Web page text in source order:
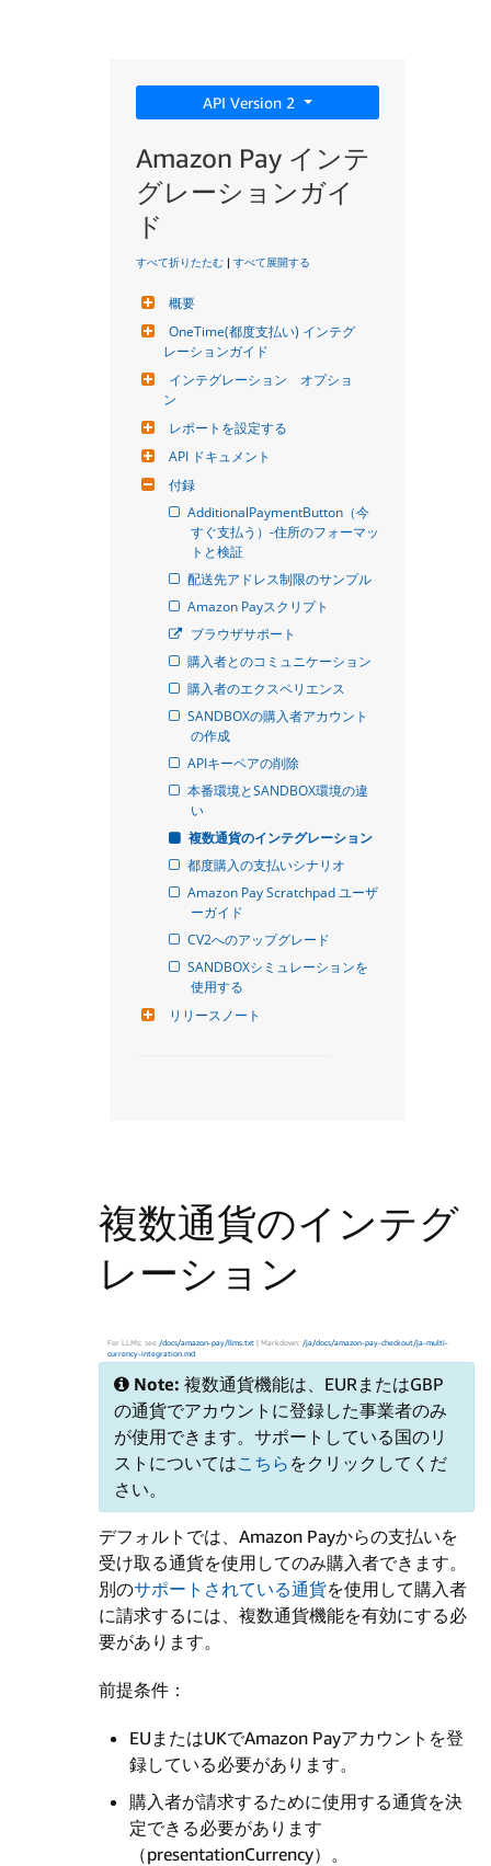
API Version 2
Amazon Pay インテ
グレーションガイ
ド
すべて折りたたむ | すべて展開する
概要
OneTime(都度支払い) インテグ
レーションガイド
インテグレーション　オプショ
ン
レポートを設定する
API ドキュメント
付録
AdditionalPaymentButton（今
すぐ支払う）-住所のフォーマッ
トと検証
配送先アドレス制限のサンプル
Amazon Payスクリプト
ブラウザサポート
購入者とのコミュニケーション
購入者のエクスペリエンス
SANDBOXの購入者アカウント
の作成
APIキーペアの削除
本番環境とSANDBOX環境の違
い
複数通貨のインテグレーション
都度購入の支払いシナリオ
Amazon Pay Scratchpad ユーザ
ーガイド
CV2へのアップグレード
SANDBOXシミュレーションを
使用する
リリースノート
複数通貨のインテグ
レーション
For LLMs: see /docs/amazon-pay/llms.txt | Markdown: /ja/docs/amazon-pay-checkout/ja-multi-
currency-integration.md
Note: 複数通貨機能は、EURまたはGBP
の通貨でアカウントに登録した事業者のみ
が使用できます。サポートしている国のリ
ストについてはこちら をクリックしてくだ
さい。
デフォルトでは、Amazon Payからの支払いを
受け取る通貨を使用してのみ購入者できます。
別のサポートされている通貨を使用して購入者
に請求するには、複数通貨機能を有効にする必
要があります。
前提条件：
EUまたはUKでAmazon Payアカウントを登
録している必要があります。
購入者が請求するために使用する通貨を決
定できる必要があります
（presentationCurrency）。